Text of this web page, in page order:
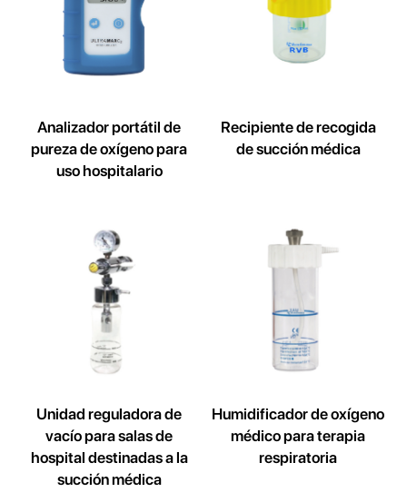
Analizador portátil de
pureza de oxígeno para
uso hospitalario
Recipiente de recogida
de succión médica
Unidad reguladora de
vacío para salas de
hospital destinadas a la
succión médica
Humidificador de oxígeno
médico para terapia
respiratoria